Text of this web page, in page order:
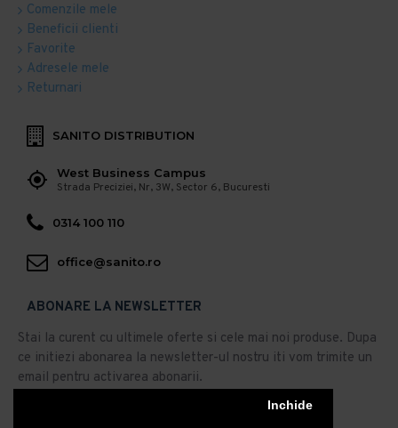
Inchide
Comenzile mele
Beneficii clienti
Favorite
Adresele mele
Returnari
SANITO DISTRIBUTION
West Business Campus
Strada Preciziei, Nr, 3W, Sector 6, Bucuresti
0314 100 110
office@sanito.ro
ABONARE LA NEWSLETTER
Stai la curent cu ultimele oferte si cele mai noi produse. Dupa
ce initiezi abonarea la newsletter-ul nostru iti vom trimite un
email pentru activarea abonarii.
Abonare